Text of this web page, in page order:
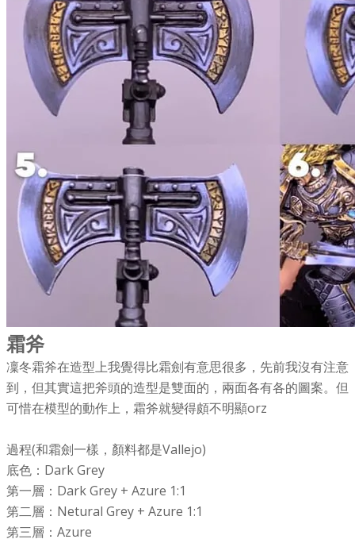
​霜斧
凜冬霜斧在造型上我覺得比霜劍有意思很多，先前我沒有注意
到，但其實這把斧頭的造型是雙面的，兩面各有各的圖案。但
可惜在模型的動作上，霜斧就變得頗不明顯orz
過程(和霜劍一樣，顏料都是Vallejo)
底色：Dark Grey
第一層：Dark Grey + Azure 1:1
第二層：Netural Grey + Azure 1:1
第三層：Azure